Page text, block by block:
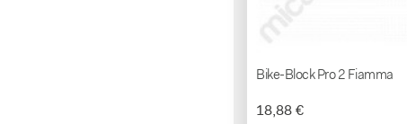
Bike-Block Pro 2 Fiamma
18,88 €